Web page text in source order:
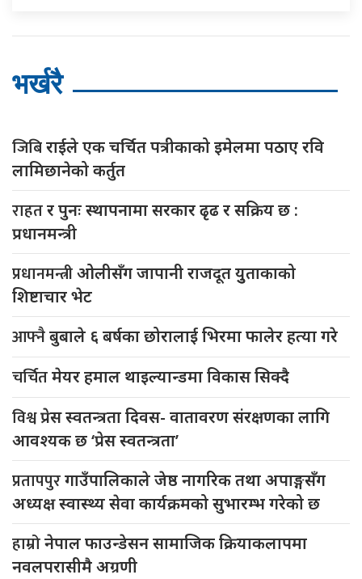
भर्खरै
जिबिराईले एक चर्चित पत्रीकाको इमेलमा पठाए रवि
लामिछानेको कर्तुत
राहतर पुनः स्थापनामा सरकार ढृढ र सक्रिय छ :
प्रधानमन्त्री
प्रधानमन्त्रीओलीसँग जापानी राजदूत युुताकाको
शिष्टाचार भेट
आफ्नैबुबाले ६ बर्षका छोरालाई भिरमा फालेर हत्या गरे
चर्चितमेयर हमाल थाइल्यान्डमा विकास सिक्दै
विश्वप्रेस स्वतन्त्रता दिवस- वातावरण संरक्षणका लागि
आवश्यक छ ‘प्रेस स्वतन्त्रता’
प्रतापपुरगाउँपालिकाले जेष्ठ नागरिक तथा अपाङ्गसँग
अध्यक्ष स्वास्थ्य सेवा कार्यक्रमको सुभारम्भ गरेको छ
हाम्रोनेपाल फाउन्डेसन सामाजिक क्रियाकलापमा
नवलपरासीमै अग्रणी